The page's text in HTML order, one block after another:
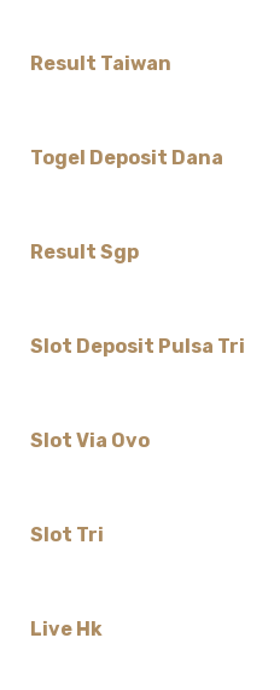
Result Taiwan
Togel Deposit Dana
Result Sgp
Slot Deposit Pulsa Tri
Slot Via Ovo
Slot Tri
Live Hk